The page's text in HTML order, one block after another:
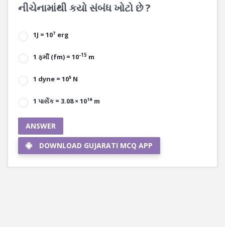
નીચેનામાંથી કયો સંબંધ ખોટો છે ?
1J = 10⁷ erg
1 ફર્મી (fm) = 10-15 m
1 dyne = 10⁵ N
1 પાર્સેક = 3.08 × 10¹⁶ m
ANSWER
DOWNLOAD GUJARATI MCQ APP